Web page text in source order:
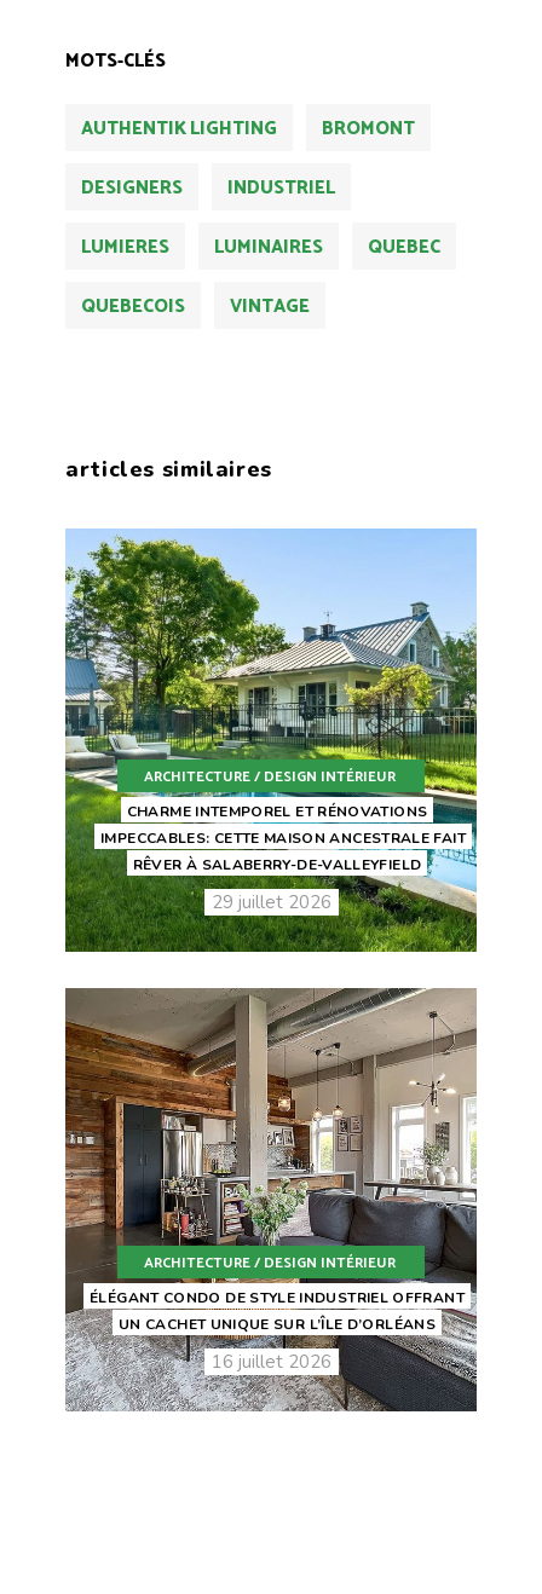
MOTS-CLÉS
AUTHENTIK LIGHTING
BROMONT
DESIGNERS
INDUSTRIEL
LUMIERES
LUMINAIRES
QUEBEC
QUEBECOIS
VINTAGE
articles similaires
ARCHITECTURE / DESIGN INTÉRIEUR
CHARME INTEMPOREL ET RÉNOVATIONS
IMPECCABLES: CETTE MAISON ANCESTRALE FAIT
RÊVER À SALABERRY-DE-VALLEYFIELD
29 juillet 2026
ARCHITECTURE / DESIGN INTÉRIEUR
ÉLÉGANT CONDO DE STYLE INDUSTRIEL OFFRANT
UN CACHET UNIQUE SUR L’ÎLE D’ORLÉANS
16 juillet 2026